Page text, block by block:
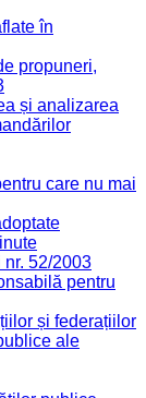
în
propuneri,
și analizarea
care nu mai
52/2003
pentru
și federațiilor
ale